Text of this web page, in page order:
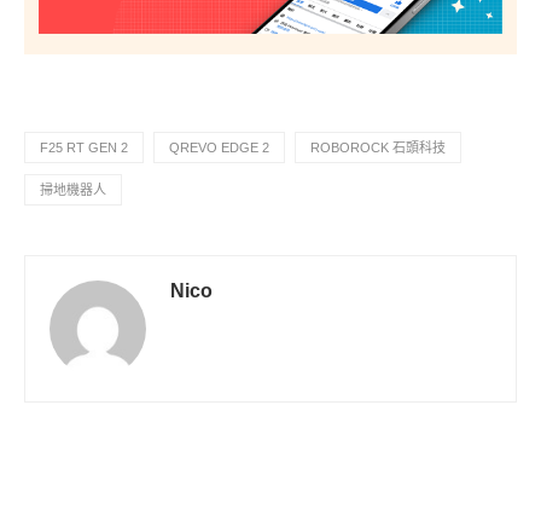
F25 RT GEN 2 QREVO EDGE 2 ROBOROCK 石頭科技
掃地機器人
Nico